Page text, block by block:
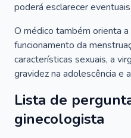
poderá esclarecer
O médico também orienta
funcionamento da
características sexuais, a
gravidez na adolescência e
Lista de
ginecologista